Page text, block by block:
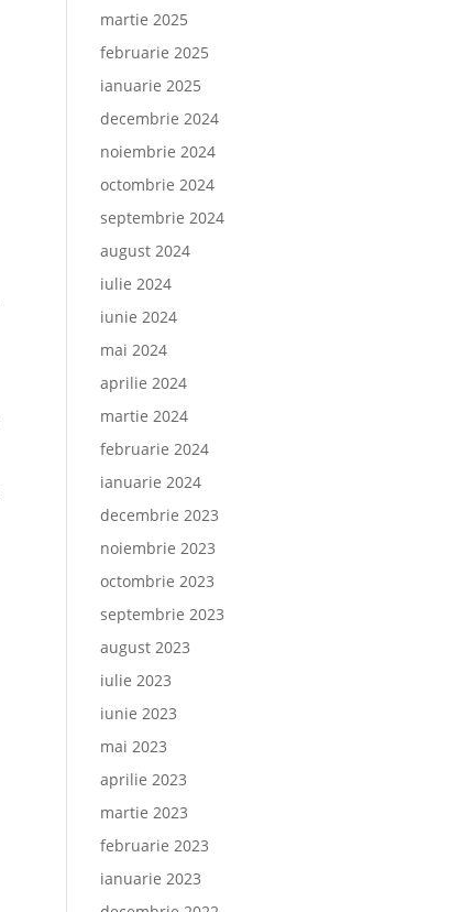
martie 2025
februarie 2025
ianuarie 2025
decembrie 2024
noiembrie 2024
octombrie 2024
septembrie 2024
august 2024
iulie 2024
iunie 2024
mai 2024
aprilie 2024
martie 2024
februarie 2024
ianuarie 2024
decembrie 2023
noiembrie 2023
octombrie 2023
septembrie 2023
august 2023
iulie 2023
iunie 2023
mai 2023
aprilie 2023
martie 2023
februarie 2023
ianuarie 2023